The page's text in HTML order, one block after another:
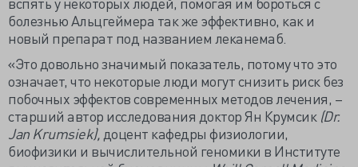
болезнью Альцгеймера так же эффективно, как и
новый препарат под названием леканемаб.
«Это довольно значимый показатель, потому что это
означает, что некоторые люди могут снизить риск без
побочных эффектов современных методов лечения, –
старший автор исследования доктор Ян Крумсик (Dr.
Jan Krumsiek), доцент кафедры физиологии,
биофизики и вычислительной геномики в Институте